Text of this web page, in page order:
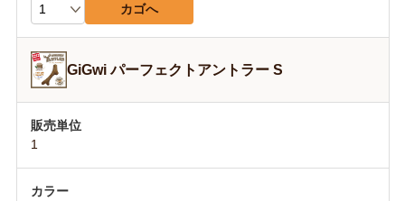
カゴへ
GiGwi パーフェクトアントラー S
1